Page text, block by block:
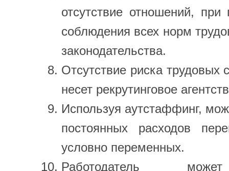
отсутствие отношений, при
соблюдения всех норм
законодательства.
Отсутствие риска трудовых
несет рекрутинговое
Используя аутстаффинг,
постоянных расходов
условно переменных.
Работодатель